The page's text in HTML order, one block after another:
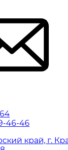
46-46
край, г.